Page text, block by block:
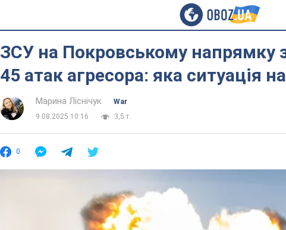
ЗСУ на Покровському напрямку
45 атак агресора: яка ситуація
Марина Ліснічук
War
9.08.2025 10:16
3,5 т.
0